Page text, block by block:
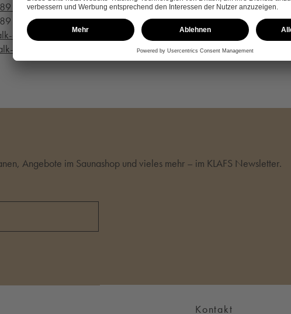
442358 - 0
442358 - 20
and-friends.de
and-friends.de
Angebote im Saunashop und vieles mehr – im KLAFS Newsletter.
Kontakt